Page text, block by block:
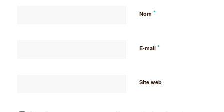
Nom *
E-mail *
Site web